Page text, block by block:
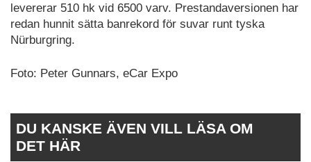
levererar 510 hk vid 6500 varv. Prestandaversionen har
redan hunnit sätta banrekord för suvar runt tyska
Nürburgring.
Foto: Peter Gunnars, eCar Expo
DU KANSKE ÄVEN VILL LÄSA OM
DET HÄR